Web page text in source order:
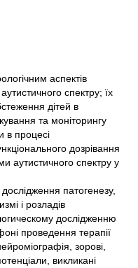
аспектів
спектру; їх
дітей в
та моніторингу
в процесі
дозрівання
аутистичного спектру у
патогенезу,
і розладів
дослідженню
проведення терапії
зорові,
викликані